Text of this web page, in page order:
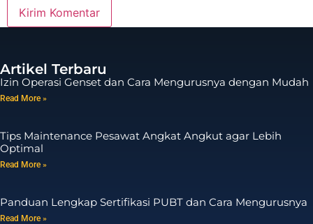
Artikel Terbaru
Izin Operasi Genset dan Cara Mengurusnya dengan Mudah
Read More »
Tips Maintenance Pesawat Angkat Angkut agar Lebih
Optimal
Read More »
Panduan Lengkap Sertifikasi PUBT dan Cara Mengurusnya
Read More »